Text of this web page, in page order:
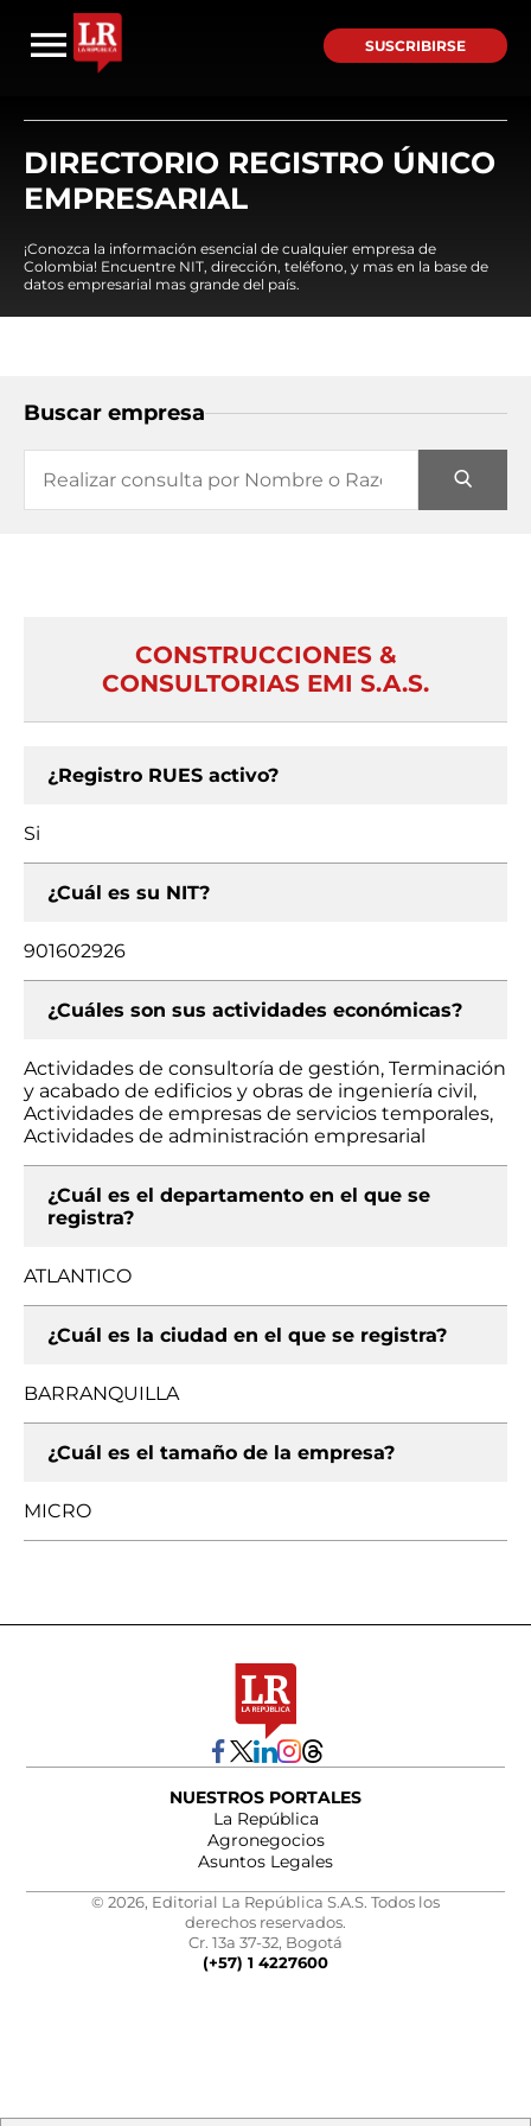
SUSCRIBIRSE
DIRECTORIO REGISTRO ÚNICO
EMPRESARIAL
¡Conozca la información esencial de cualquier empresa de
Colombia! Encuentre NIT, dirección, teléfono, y mas en la base de
datos empresarial mas grande del país.
Buscar empresa
CONSTRUCCIONES &
CONSULTORIAS EMI S.A.S.
¿Registro RUES activo?
Si
¿Cuál es su NIT?
901602926
¿Cuáles son sus actividades económicas?
Actividades de consultoría de gestión, Terminación
y acabado de edificios y obras de ingeniería civil,
Actividades de empresas de servicios temporales,
Actividades de administración empresarial
¿Cuál es el departamento en el que se
registra?
ATLANTICO
¿Cuál es la ciudad en el que se registra?
BARRANQUILLA
¿Cuál es el tamaño de la empresa?
MICRO
NUESTROS PORTALES
La República
Agronegocios
Asuntos Legales
© 2026, Editorial La República S.A.S. Todos los
derechos reservados.
Cr. 13a 37-32, Bogotá
(+57) 1 4227600